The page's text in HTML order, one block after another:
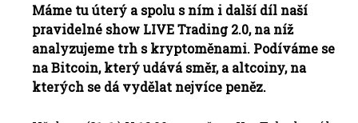
Máme tuúterý a spolu s ním i další díl naší
pravidelné show LIVETrading 2.0, na níž
analyzujeme trh s kryptoměnami. Podíváme se
naBitcoin, který udává směr, a altcoiny, na
kterých se dá vydělat nejvíce peněz.